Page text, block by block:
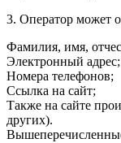
3. Оператор может
Фамилия, имя,
Электронный адрес;
Номера телефонов;
Ссылка на сайт;
Также на сайте
других).